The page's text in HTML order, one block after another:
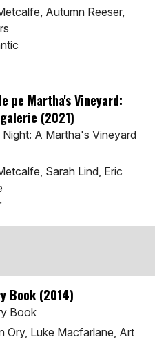
Autumn Reeser,
pe Martha's Vineyard:
(2021)
Night: A Martha's Vineyard
Sarah Lind, Eric
Book (2014)
Book
Ory, Luke Macfarlane, Art